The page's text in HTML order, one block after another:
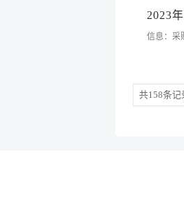
2023年
信息：采
共158条记